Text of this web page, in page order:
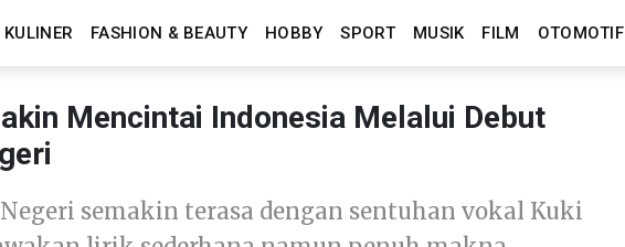
KULINER FASHION & BEAUTY HOBBY SPORT MUSIK FILM OTOMOTIF
Mencintai Indonesia Melalui Debut
semakin terasa dengan sentuhan vokal Kuki